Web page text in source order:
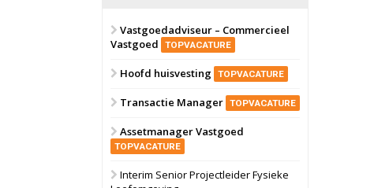
Zwanenburg
6 oktober 2026 Transformatieobject
22 september 2026
Vastgoedadviseur – Commercieel
Vastgoed
TOPVACATURE
Hoofd huisvesting TOPVACATURE
Transactie Manager TOPVACATURE
Assetmanager Vastgoed
TOPVACATURE
Interim Senior Projectleider Fysieke